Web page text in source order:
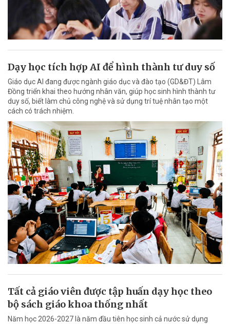
Dạy học tích hợp AI để hình thành tư duy số
Giáo dục AI đang được ngành giáo dục và đào tạo (GD&ĐT) Lâm
Đồng triển khai theo hướng nhân văn, giúp học sinh hình thành tư
duy số, biết làm chủ công nghệ và sử dụng trí tuệ nhân tạo một
cách có trách nhiệm.
Tất cả giáo viên được tập huấn dạy học theo
bộ sách giáo khoa thống nhất
Năm học 2026-2027 là năm đầu tiên học sinh cả nước sử dụng